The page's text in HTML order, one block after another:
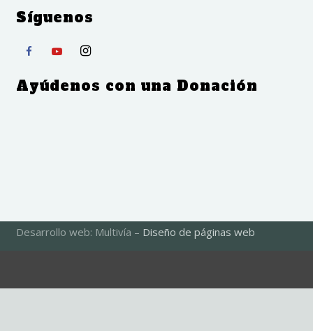
Síguenos
Ayúdenos con una Donación
Desarrollo web: Multivía – Diseño de páginas web